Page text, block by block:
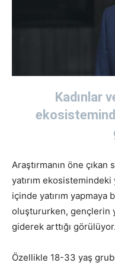
Kadınlar
Araştırmanın öne çıkan
yatırım
içinde yatırım yapmaya
oluştururken, gençlerin
giderek arttığı görülüyor.
Özellikle 18-33 yaş